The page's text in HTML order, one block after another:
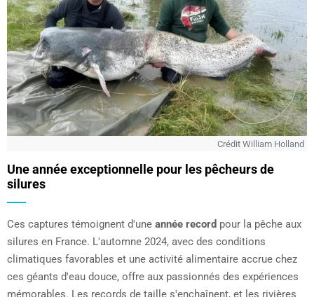
Crédit William Holland
Une année exceptionnelle pour les pêcheurs de
silures
Ces captures témoignent d'une année record pour la pêche aux
silures en France. L'automne 2024, avec des conditions
climatiques favorables et une activité alimentaire accrue chez
ces géants d'eau douce, offre aux passionnés des expériences
mémorables. Les records de taille s'enchaînent, et les rivières